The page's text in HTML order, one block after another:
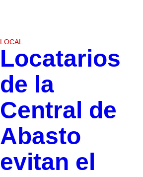
LOCAL
Locatarios
de la
Central de
Abasto
evitan el